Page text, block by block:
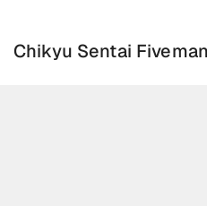
Chikyu Sentai